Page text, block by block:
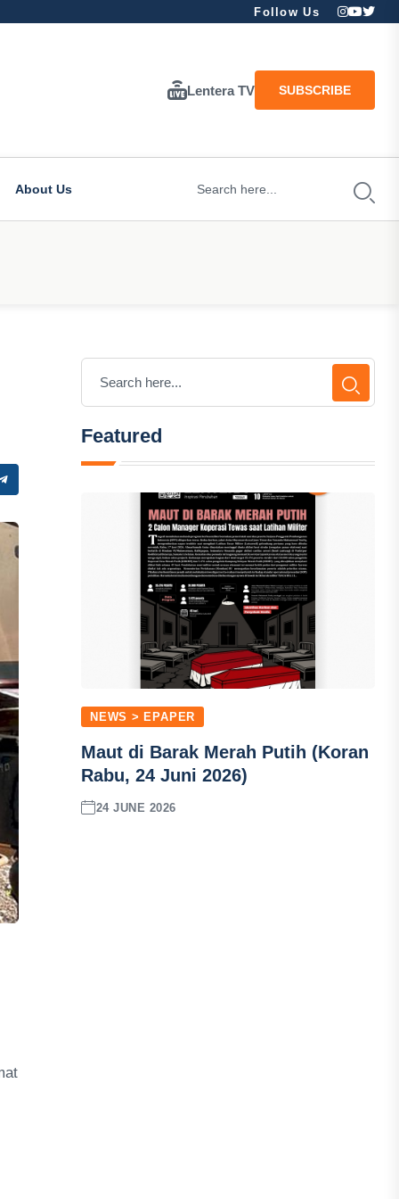
Follow Us
Lentera TV SUBSCRIBE
About Us
Featured
NEWS > EPAPER
Maut di Barak Merah Putih (Koran
Rabu, 24 Juni 2026)
24 JUNE 2026